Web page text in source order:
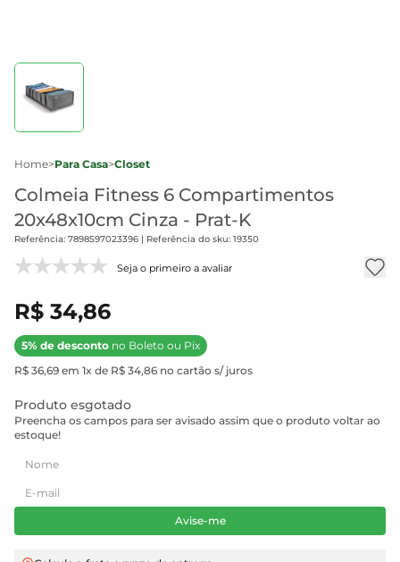
Home>Para Casa>Closet
Colmeia Fitness 6 Compartimentos
20x48x10cm Cinza - Prat-K
Referência: 7898597023396 | Referência do sku: 19350
Seja o primeiro a avaliar
R$ 34,86
5% de desconto no Boleto ou Pix
R$ 36,69 em 1x de R$ 34,86 no cartão s/ juros
Produto esgotado
Preencha os campos para ser avisado assim que o produto voltar ao
estoque!
Avise-me